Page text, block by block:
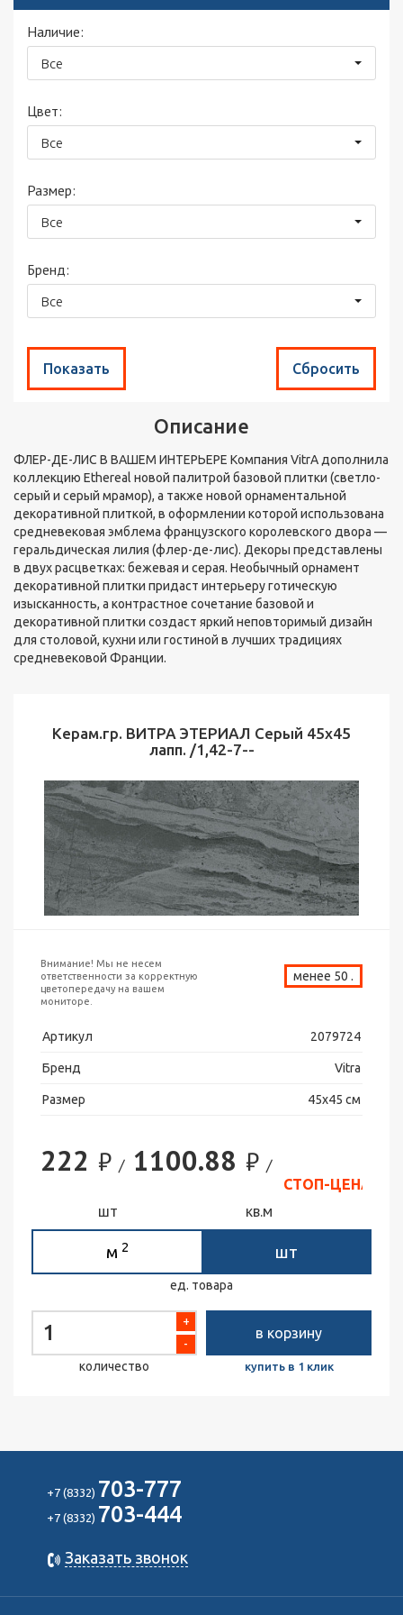
Наличие:
Все
Цвет:
Все
Размер:
Все
Бренд:
Все
Описание
ФЛЕР-ДЕ-ЛИС В ВАШЕМ ИНТЕРЬЕРЕ Компания VitrA дополнила
коллекцию Ethereal новой палитрой базовой плитки (светло-
серый и серый мрамор), а также новой орнаментальной
декоративной плиткой, в оформлении которой использована
средневековая эмблема французского королевского двора —
геральдическая лилия (флер-де-лис). Декоры представлены
в двух расцветках: бежевая и серая. Необычный орнамент
декоративной плитки придаст интерьеру готическую
изысканность, а контрастное сочетание базовой и
декоративной плитки создаст яркий неповторимый дизайн
для столовой, кухни или гостиной в лучших традициях
средневековой Франции.
Керам.гр. ВИТРА ЭТЕРИАЛ Серый 45х45
лапп. /1,42-7--
Внимание! Мы не несем
ответственности за корректную
цветопередачу на вашем
мониторе.
менее 50 .
Артикул 2079724
Бренд Vitra
Размер 45х45 см
222 ₽ /
шт
1100.88 ₽ /
кв.м
СТОП-ЦЕНА
м 2 шт
ед. товара
+
-
количество
в корзину
купить в 1 клик
+7 (8332) 703-777
+7 (8332) 703-444
Заказать звонок